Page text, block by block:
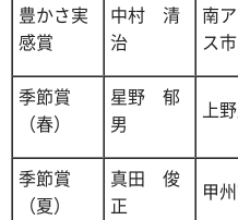
豊かさ実
感賞
中村 清
治
南
ス市
季節賞
（春）
星野 郁
男
上
季節賞
（夏）
真田 俊
正
甲